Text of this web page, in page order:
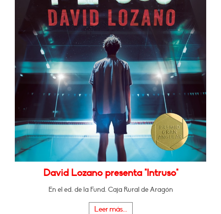
David Lozano presenta "Intruso"
En el ed. de la Fund. Caja Rural de Aragón
Leer más...